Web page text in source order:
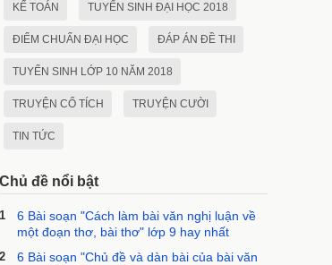
KẾ TOÁN TUYỂN SINH ĐẠI HỌC 2018
ĐIỂM CHUẨN ĐẠI HỌC ĐÁP ÁN ĐỀ THI
TUYỂN SINH LỚP 10 NĂM 2018
TRUYỆN CỔ TÍCH TRUYỆN CƯỜI
TIN TỨC
Chủ đề nổi bật
1
6 Bài soạn "Cách làm bài văn nghị luận về
một đoạn thơ, bài thơ" lớp 9 hay nhất
2
6 Bài soạn "Chủ đề và dàn bài của bài văn